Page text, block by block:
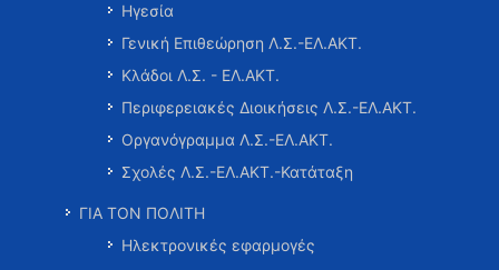
Ηγεσία
Γενική Επιθεώρηση Λ.Σ.-ΕΛ.ΑΚΤ.
Κλάδοι Λ.Σ. - ΕΛ.ΑΚΤ.
Περιφερειακές Διοικήσεις Λ.Σ.-ΕΛ.ΑΚΤ.
Οργανόγραμμα Λ.Σ.-ΕΛ.ΑΚΤ.
Σχολές Λ.Σ.-ΕΛ.ΑΚΤ.-Κατάταξη
ΓΙΑ ΤΟΝ ΠΟΛΙΤΗ
Ηλεκτρονικές εφαρμογές